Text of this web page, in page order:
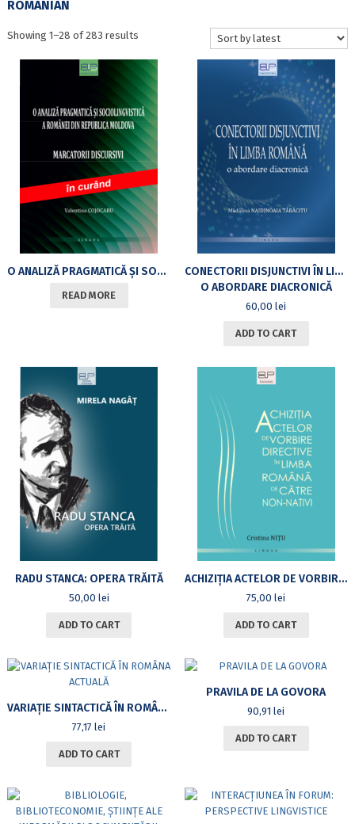
ROMANIAN
Showing 1–28 of 283 resultsSorted
latest
O ANALIZĂ PRAGMATICĂ ȘI SOCIOLINGVISTICĂ A ROMÂNEI DIN REPUBLICA MOLDOVA: MARCATORII DISCURSIVI
READ MORE
CONECTORII DISJUNCTIVI ÎN LIMBA ROMÂNĂ
O ABORDARE DIACRONICĂ
60,00lei
ADD TO CART
RADU STANCA: OPERA TRĂITĂ
50,00 lei
ADD TO CART
ACHIZIȚIA ACTELOR DE VORBIRE DIRECTIVE ÎN LIMBA ROMÂNĂ DE CĂTRE NON-NATIVI
75,00lei
ADD TO CART
VARIAȚIE SINTACTICĂ ÎN ROMÂNA ACTUALĂ
77,17lei
ADD TO CART
PRAVILA DE LA GOVORA
90,91lei
ADD TO CART